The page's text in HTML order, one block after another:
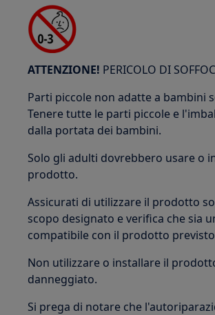
ATTENZIONE! PERICOLO DI
Parti piccole non adatte a bambini
Tenere tutte le parti piccole e
dalla portata dei bambini.
Solo gli adulti dovrebbero usare o
prodotto.
Assicurati di utilizzare il prodotto
scopo designato e verifica che sia
compatibile con il prodotto
Non utilizzare o installare il
danneggiato.
Si prega di notare che